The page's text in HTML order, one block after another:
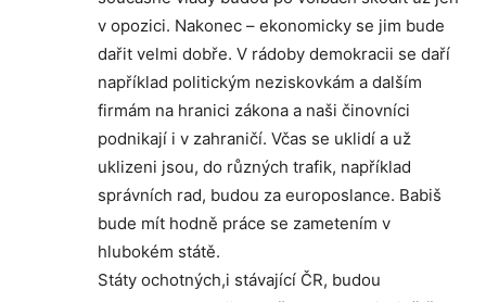
v opozici. Nakonec – ekonomicky se jim bude
dařit velmi dobře. V rádoby demokracii se daří
například politickým neziskovkám a dalším
firmám na hranici zákona a naši činovníci
podnikají i v zahraničí. Včas se uklidí a už
uklizeni jsou, do různých trafik, například
správních rad, budou za europoslance. Babiš
bude mít hodně práce se zametením v
hlubokém státě.
Státy ochotných,i stávající ČR, budou